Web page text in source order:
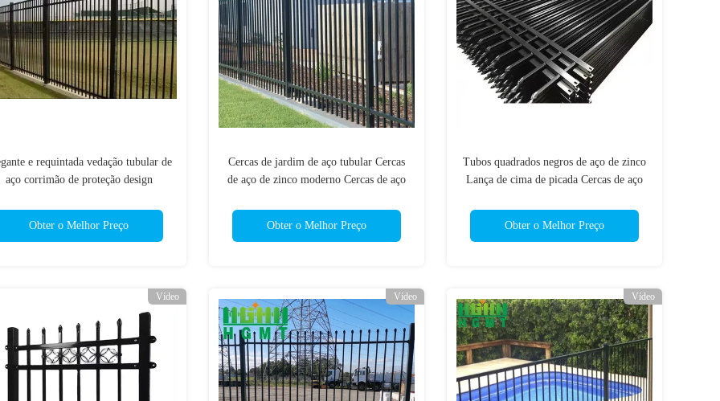
e requintada vedação tubular de
aço corrimão de proteção design
Obter o Melhor Preço
Cercas de jardim de aço tubular Cercas
de aço de zinco moderno Cercas de aço
Obter o Melhor Preço
Tubos quadrados negros de aço de zinco
Lança de cima de picada Cercas de aço
Obter o Melhor Preço
Vídeo Vídeo Vídeo